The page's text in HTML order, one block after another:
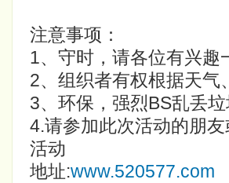
注意事项：
1、守时，请各位有兴趣
2、组织者有权根据天气
3、环保，强烈BS乱丢
4.请参加此次活动的朋
活动
地址:www.520577.com